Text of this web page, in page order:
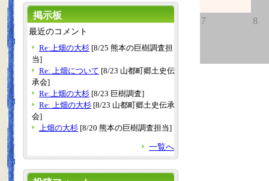
7 8
掲示板
最近のコメント
Re:上畑の大杉 [8/25 熊本の巨樹調査担
当]
Re: 上畑について [8/23 山都町郷土史伝
承会]
Re:上畑の大杉 [8/23 巨樹調査]
Re: 上畑の大杉 [8/23 山都町郷土史伝承
会]
上畑の大杉 [8/20 熊本の巨樹調査担当]
一覧へ